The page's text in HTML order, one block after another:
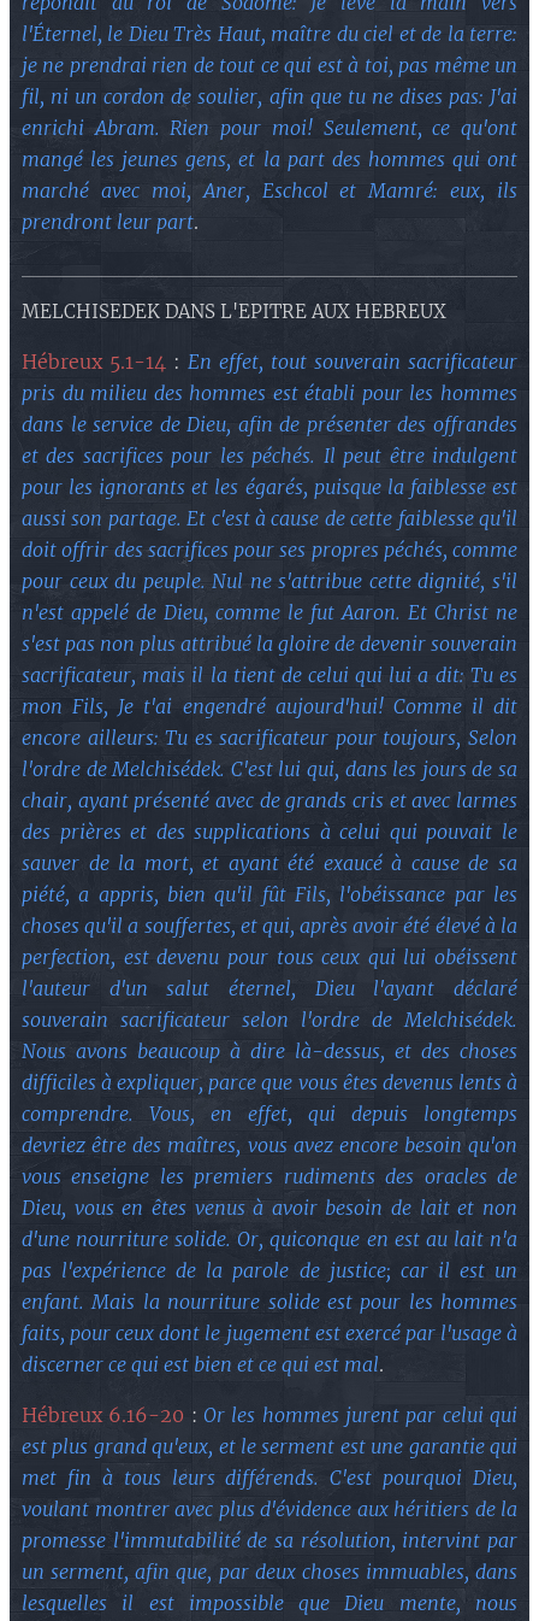
l'Éternel, le Dieu Très Haut, maître du ciel et de la terre:
je ne prendrai rien de tout ce qui est à toi, pas même un
fil, ni un cordon de soulier, afin que tu ne dises pas: J'ai
enrichi Abram. Rien pour moi! Seulement, ce qu'ont
mangé les jeunes gens, et la part des hommes qui ont
marché avec moi, Aner, Eschcol et Mamré: eux, ils
prendront leur part.
MELCHISEDEK DANS L'EPITRE AUX HEBREUX
Hébreux 5.1-14 : En effet, tout souverain sacrificateur
pris du milieu des hommes est établi pour les hommes
dans le service de Dieu, afin de présenter des offrandes
et des sacrifices pour les péchés. Il peut être indulgent
pour les ignorants et les égarés, puisque la faiblesse est
aussi son partage. Et c'est à cause de cette faiblesse qu'il
doit offrir des sacrifices pour ses propres péchés, comme
pour ceux du peuple. Nul ne s'attribue cette dignité, s'il
n'est appelé de Dieu, comme le fut Aaron. Et Christ ne
s'est pas non plus attribué la gloire de devenir souverain
sacrificateur, mais il la tient de celui qui lui a dit: Tu es
mon Fils, Je t'ai engendré aujourd'hui! Comme il dit
encore ailleurs: Tu es sacrificateur pour toujours, Selon
l'ordre de Melchisédek. C'est lui qui, dans les jours de sa
chair, ayant présenté avec de grands cris et avec larmes
des prières et des supplications à celui qui pouvait le
sauver de la mort, et ayant été exaucé à cause de sa
piété, a appris, bien qu'il fût Fils, l'obéissance par les
choses qu'il a souffertes, et qui, après avoir été élevé à la
perfection, est devenu pour tous ceux qui lui obéissent
l'auteur d'un salut éternel, Dieu l'ayant déclaré
souverain sacrificateur selon l'ordre de Melchisédek.
Nous avons beaucoup à dire là-dessus, et des choses
difficiles à expliquer, parce que vous êtes devenus lents à
comprendre. Vous, en effet, qui depuis longtemps
devriez être des maîtres, vous avez encore besoin qu'on
vous enseigne les premiers rudiments des oracles de
Dieu, vous en êtes venus à avoir besoin de lait et non
d'une nourriture solide. Or, quiconque en est au lait n'a
pas l'expérience de la parole de justice; car il est un
enfant. Mais la nourriture solide est pour les hommes
faits, pour ceux dont le jugement est exercé par l'usage à
discerner ce qui est bien et ce qui est mal.
Hébreux 6.16-20 : Or les hommes jurent par celui qui
est plus grand qu'eux, et le serment est une garantie qui
met fin à tous leurs différends. C'est pourquoi Dieu,
voulant montrer avec plus d'évidence aux héritiers de la
promesse l'immutabilité de sa résolution, intervint par
un serment, afin que, par deux choses immuables, dans
lesquelles il est impossible que Dieu mente, nous